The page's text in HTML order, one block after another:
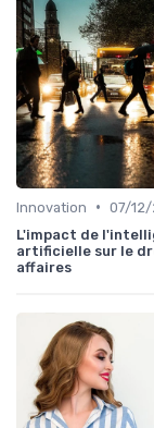
Innovation • 07/
L'impact de
artificielle sur le
affaires